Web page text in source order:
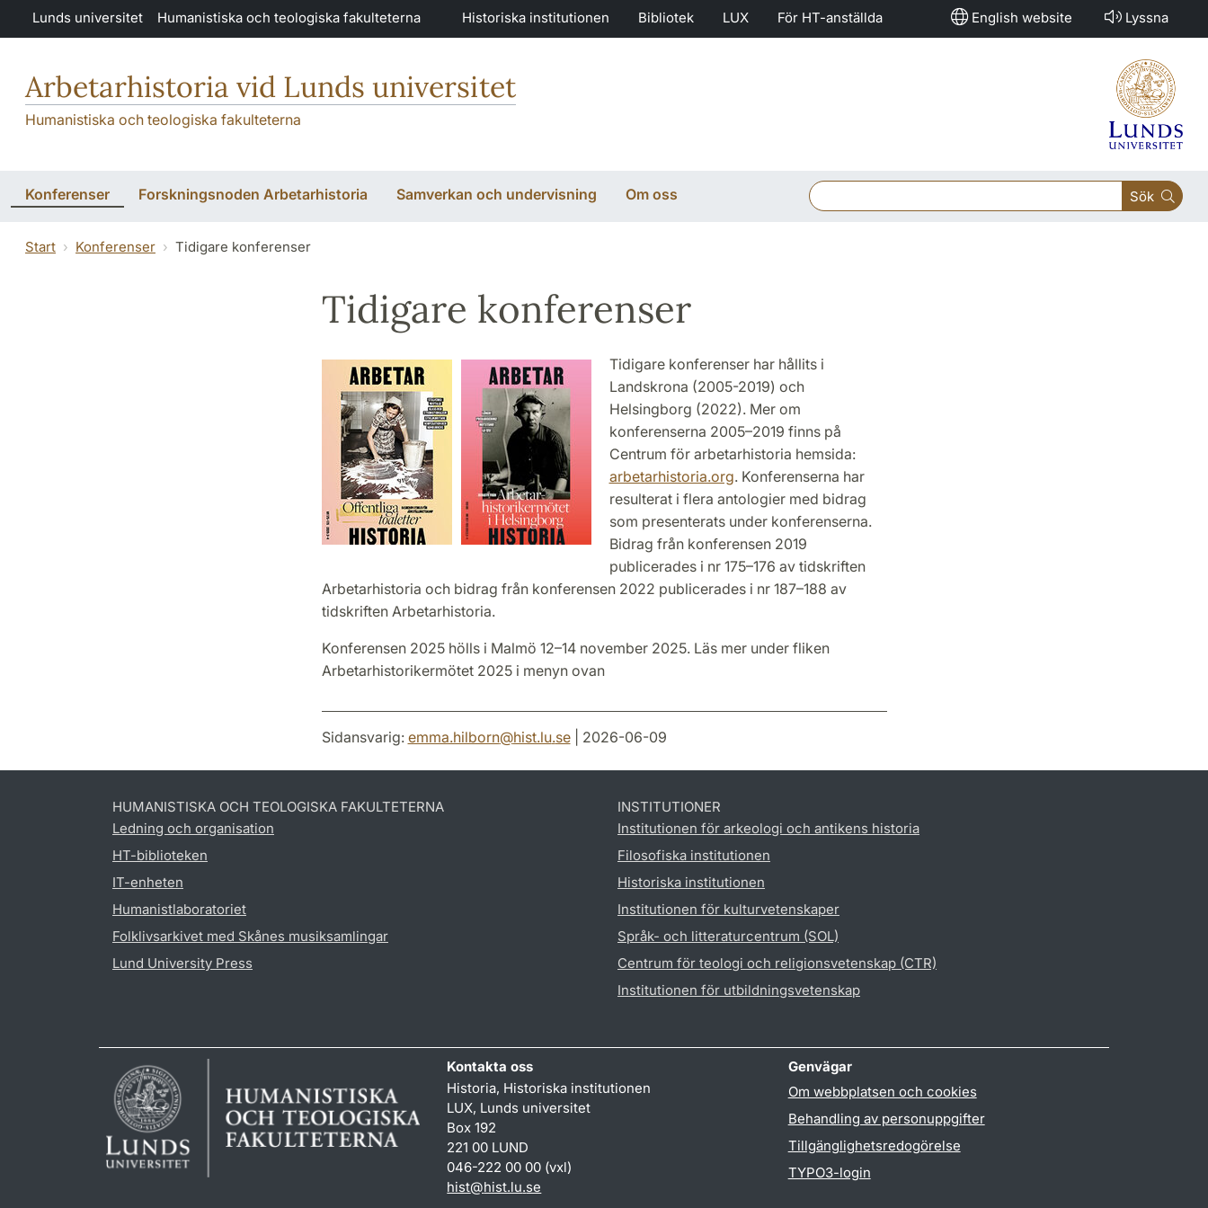
Hoppa till huvudinnehåll
Lunds universitet Humanistiska och teologiska fakulteterna Historiska institutionen Bibliotek LUX För HT-anställda English website Lyssna
Arbetarhistoria vid Lunds universitet
Humanistiska och teologiska fakulteterna
Konferenser Forskningsnoden Arbetarhistoria Samverkan och undervisning Om oss Sök
Start Konferenser Tidigare konferenser
Tidigare konferenser
Tidigare konferenser har hållits i
Landskrona (2005-2019) och
Helsingborg (2022). Mer om
konferenserna 2005–2019 finns på
Centrum för arbetarhistoria hemsida:
arbetarhistoria.org. Konferenserna har
resulterat i flera antologier med bidrag
som presenterats under konferenserna.
Bidrag från konferensen 2019
publicerades i nr 175–176 av tidskriften
Arbetarhistoria och bidrag från konferensen 2022 publicerades i nr 187–188 av
tidskriften Arbetarhistoria.
Konferensen 2025 hölls i Malmö 12–14 november 2025. Läs mer under fliken
Arbetarhistorikermötet 2025 i menyn ovan
Sidansvarig: emma.hilborn@hist.lu.se| 2026-06-09
HUMANISTISKA OCH TEOLOGISKA FAKULTETERNA
Ledning och organisation
HT-biblioteken
IT-enheten
Humanistlaboratoriet
Folklivsarkivet med Skånes musiksamlingar
Lund University Press
INSTITUTIONER
Institutionen för arkeologi och antikens historia
Filosofiska institutionen
Historiska institutionen
Institutionen för kulturvetenskaper
Språk- och litteraturcentrum (SOL)
Centrum för teologi och religionsvetenskap (CTR)
Institutionen för utbildningsvetenskap
Kontakta oss
Historia, Historiska institutionen
LUX, Lunds universitet
Box 192
221 00 LUND
046-222 00 00 (vxl)
hist@hist.lu.se
Genvägar
Om webbplatsen och cookies
Behandling av personuppgifter
Tillgänglighetsredogörelse
TYPO3-login